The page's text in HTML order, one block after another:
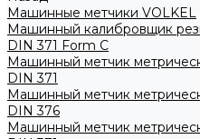
Машинные метчики VOLKEL
Машинный калибровщик
DIN 371 Form C
Машинный метчик
DIN 371
Машинный метчик
DIN 376
Машинный метчик